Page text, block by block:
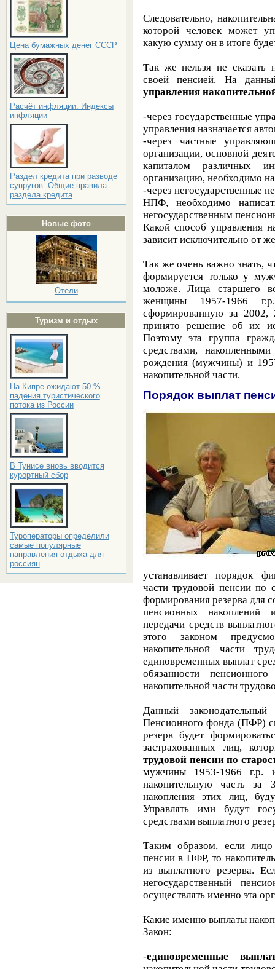
Цена бумажных денег СССР
Расчёт инфляции. Индексы
инфляции
Раздел кредита при разводе
супругов. Общие правила
раздела кредита
Новые фото
Отели
Туризм и отдых
На Кипре ожидают 50 %
падения туристического
потока из России
В Тунисе вновь вводится
курортный сбор
Туроператоры определили
самые популярные
направления отдыха для
россиян
Следовательно,
которой человек может
какую сумму он в итоге
Так же нельзя не сказать
своей пенсией. На
управления
-через государственные
управления назначается
-через частные
организации, основной
капиталом различных
организацию, необходимо
-через негосударственные
НПФ, необходимо
негосударственным
Какой способ управления
зависит исключительно от
Так же очень важно знать,
формируется только у
моложе. Лица старшего
женщины 1957-1966
сформированную за
принято решение об их
Поэтому эта группа
средствами,
рождения (мужчины) и
накопительной части.
Порядок выплат
устанавливает порядок
части трудовой пенсии по
формирования резерва для
пенсионных накоплений
передачи средств
этого законом
накопительной части
единовременных выплат
обязанности
накопительной части
Данный
Пенсионного фонда (ПФР)
резерв будет
застрахованных лиц,
трудовой пенсии по
мужчины 1953-1966 г.р.
накопительную часть
накопления этих лиц,
Управлять ими будут
средствами выплатного
Таким образом, если лицо
пенсии в ПФР, то
из выплатного резерва.
негосударственный
осуществлять именно эта
Какие именно выплаты
Закон:
-единовременные